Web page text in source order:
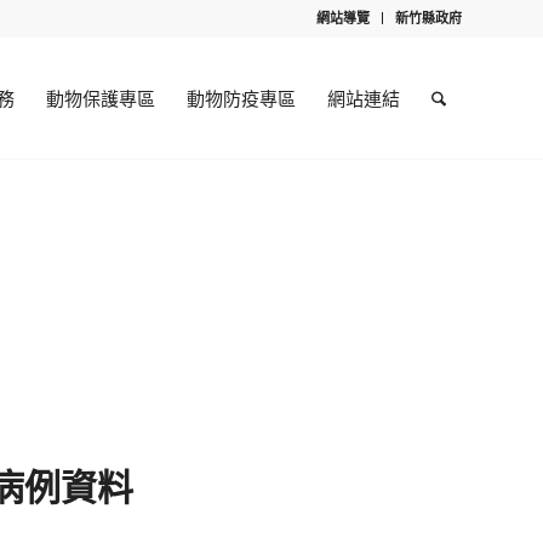
網站導覽 新竹縣政府
動物保護專區 動物防疫專區 網站連結
例資料